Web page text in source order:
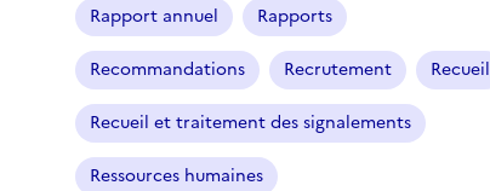
)
Rapport annuel Rapports
Recommandations Recrutement Recueil
Recueil et traitement des signalements
Ressources humaines